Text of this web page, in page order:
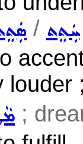
/ ܚܲܬܸܬ
;